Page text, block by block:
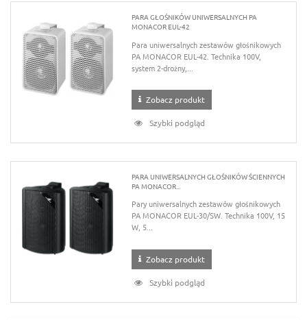
PARA GŁOŚNIKÓW UNIWERSALNYCH PA
MONACOR EUL-42
Para uniwersalnych zestawów głośnikowych
PA MONACOR EUL-42. Technika 100V,
system 2-drożny,...
Zobacz produkt
Szybki podgląd
PARA UNIWERSALNYCH GŁOŚNIKÓW ŚCIENNYCH
PA MONACOR...
Pary uniwersalnych zestawów głośnikowych
PA MONACOR EUL-30/SW. Technika 100V, 15
W, 5...
Zobacz produkt
Szybki podgląd